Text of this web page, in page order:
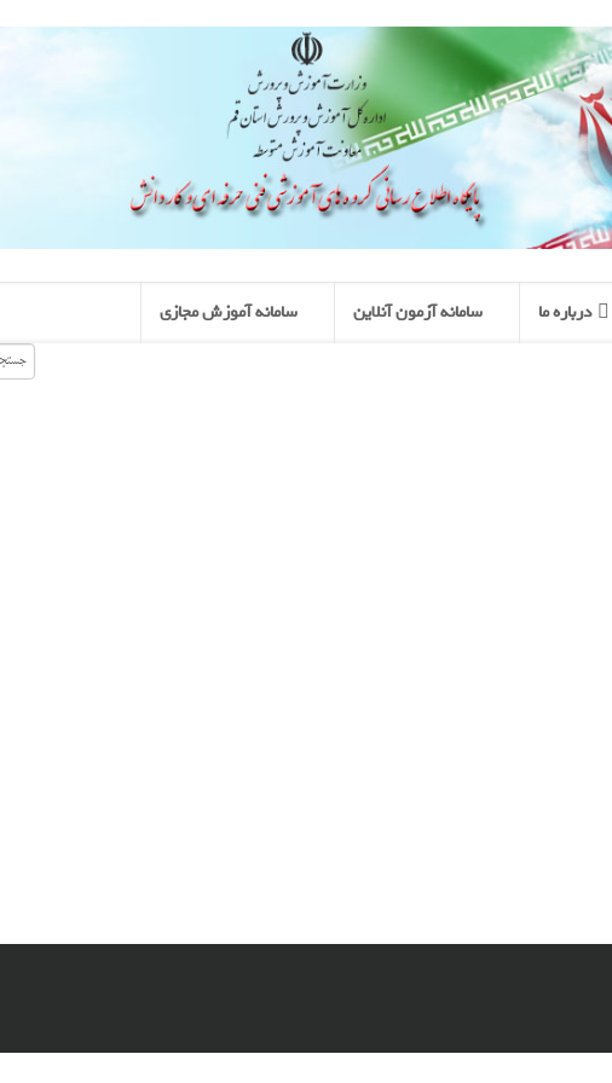
درباره ما سامانه آزمون آنلاین سامانه آموزش مجازی